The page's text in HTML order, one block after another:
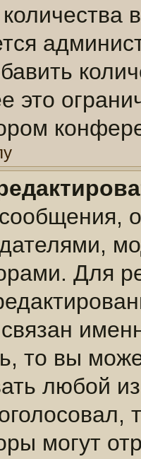
Для
то вы
любой
могут